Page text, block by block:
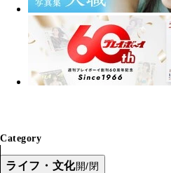
Category
ライフ・文化開/閉